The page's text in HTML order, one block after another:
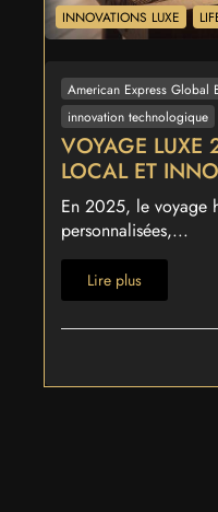
INNOVATIONS LUXE
American Express Global
innovation technologique
VOYAGE LUXE
LOCAL ET
En 2025, le voyage
personnalisées,...
Lire plus